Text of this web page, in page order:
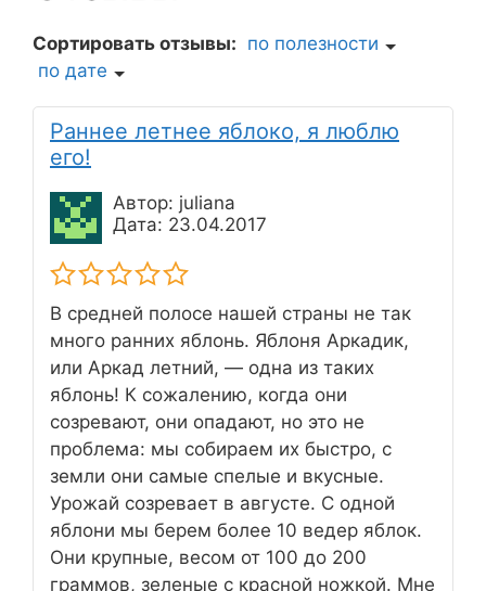
Сортировать отзывы: по полезности
по дате
Раннее летнее яблоко, я люблю
его!
Автор: juliana
Дата: 23.04.2017
В средней полосе нашей страны не так
много ранних яблонь. Яблоня Аркадик,
или Аркад летний, — одна из таких
яблонь! К сожалению, когда они
созревают, они опадают, но это не
проблема: мы собираем их быстро, с
земли они самые спелые и вкусные.
Урожай созревает в августе. С одной
яблони мы берем более 10 ведер яблок.
Они крупные, весом от 100 до 200
граммов, зеленые с красной ножкой. Мне